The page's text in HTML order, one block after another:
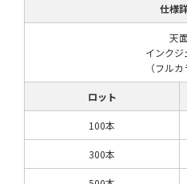
仕様
天
インクジ
（フルカ
ロット
100本
300本